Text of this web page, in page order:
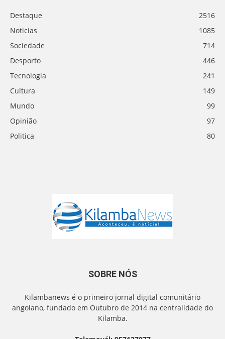
Destaque
2516
Noticias
1085
Sociedade
714
Desporto
446
Tecnologia
241
Cultura
149
Mundo
99
Opinião
97
Politica
80
SOBRE NÓS
Kilambanews é o primeiro jornal digital comunitário
angolano, fundado em Outubro de 2014 na centralidade do
Kilamba.